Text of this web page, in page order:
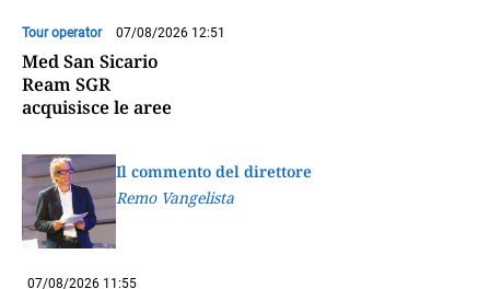
Tour operator 07/08/2026 12:51
Med San Sicario
Ream SGR
acquisisce le aree
Il commento del direttore
Remo Vangelista
07/08/2026 11:55